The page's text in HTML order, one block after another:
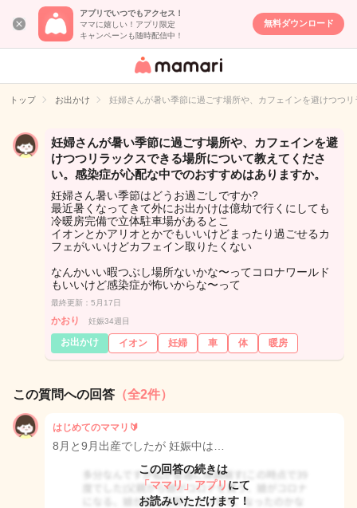
アプリでいつでもアクセス！
ママに嬉しい！アプリ限定
キャンペーンも随時配信中！
無料ダウンロード
女性専用匿名QA
イト
トップ お出かけ 妊婦さんが暑い季節に過ごす場所や、カフェインを避けつつ
妊婦さんが暑い季節に過ごす場所や、カフェインを避
けつつリラックスできる場所について教えてくださ
い。感染症が心配な中でのおすすめはありますか。
妊婦さん暑い季節はどうお過ごしですか?
最近暑くなってきて外にお出かけは億劫で行くにしても
冷暖房完備で立体駐車場があるとこ
イオンとかアリオとかでもいいけどまったり過ごせるカ
フェがいいけどカフェイン取りたくない
なんかいい暇つぶし場所ないかな〜ってコロナワールド
もいいけど感染症が怖いからな〜って
最終更新：5月17日
かおり 妊娠34週目
お出かけ イオン 妊婦 車 体 暖房
この質問への回答 （全2件）
はじめてのママリ🔰
8月と9月出産でしたが 妊娠中は…
この回答の続きは
「ママリ」アプリ にて
お読みいただけます！